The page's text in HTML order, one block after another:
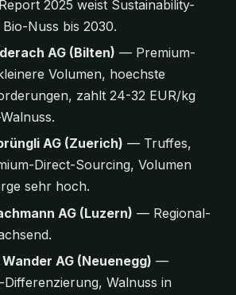
2025 weist Sustainability-
Nuss bis 2030.
AG (Bilten) — Premium-
Volumen, hoechste
zahlt 24-32 EUR/kg
AG (Zuerich) — Truffes,
Direct-Sourcing, Volumen
sehr hoch.
AG (Luzern) — Regional-
AG (Neuenegg) —
Differenzierung, Walnuss in